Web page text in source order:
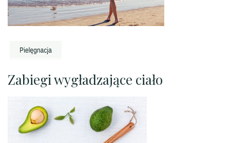
Zabiegi wygładzające ciało